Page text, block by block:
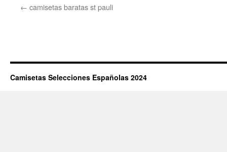
← camisetas baratas st pauli
Camisetas Selecciones Españolas 2024